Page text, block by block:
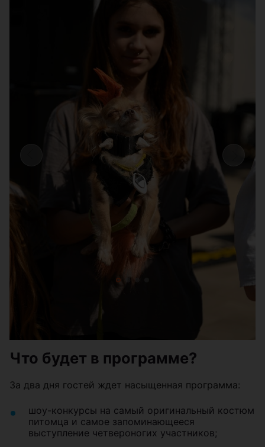
Что будет в программе?
За два дня гостей ждет насыщенная программа:
шоу-конкурсы на самый оригинальный костюм
питомца и самое запоминающееся
выступление четвероногих участников;